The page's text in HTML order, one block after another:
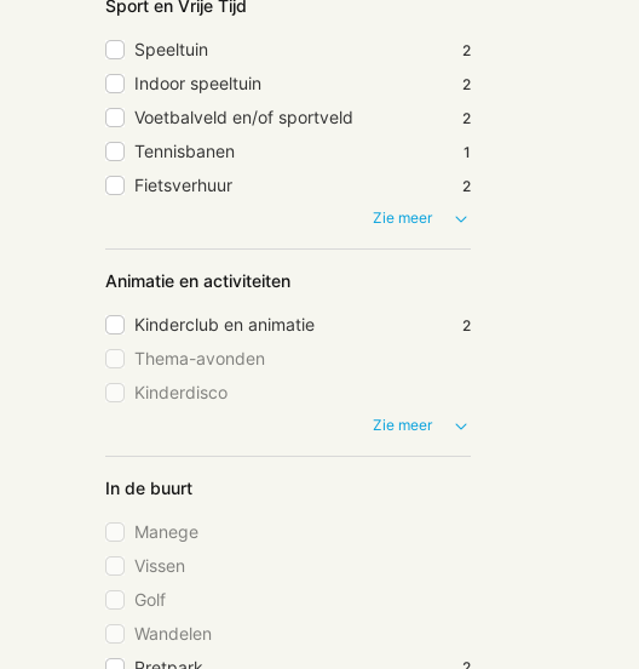
Sport en Vrije Tijd
Speeltuin 2
Indoor speeltuin 2
Voetbalveld en/of sportveld 2
Tennisbanen 1
Fietsverhuur
2
Zie meer
Animatie en activiteiten
Kinderclub en animatie 2
Thema-avonden
Kinderdisco
Zie meer
In de buurt
Manege
Vissen
Golf
Wandelen